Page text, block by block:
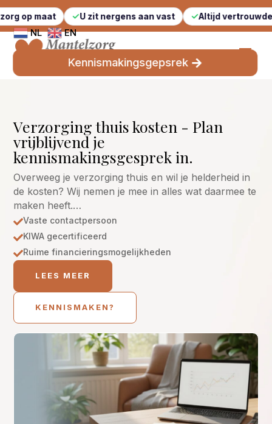
U zit nergens aan vast Altijd vertrouwde gezichten
NL EN
Kennismakingsgepsrek
Verzorging thuis kosten - Plan
vrijblijvend je
kennismakingsgesprek in.
Overweeg je verzorging thuis en wil je helderheid in
de kosten? Wij nemen je mee in alles wat daarmee te
maken heeft.…
Vaste contactpersoon
KIWA gecertificeerd
Ruime financieringsmogelijkheden
LEES MEER
KENNISMAKEN?